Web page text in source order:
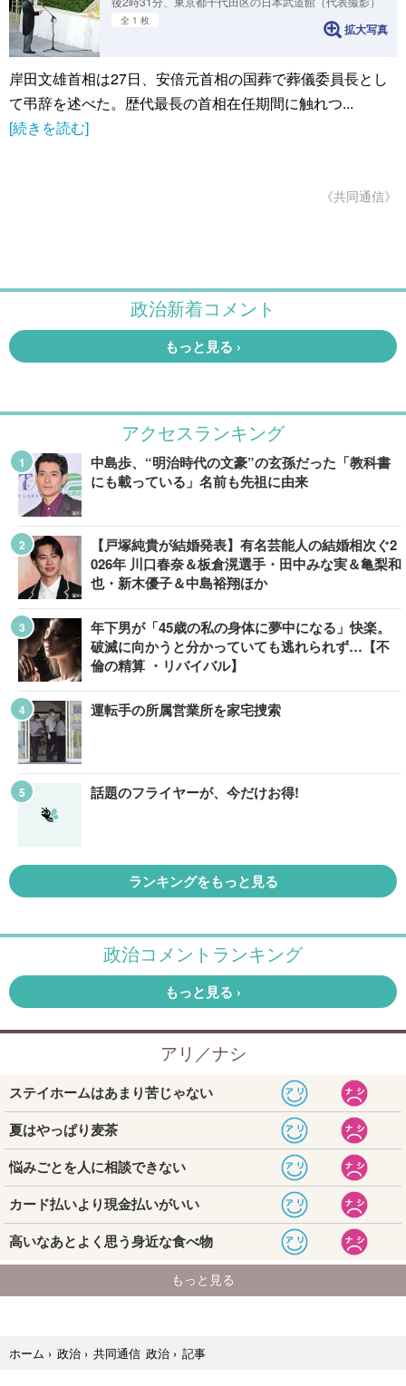
全 1 枚
拡大写真
岸田文雄首相は27日、安倍元首相の国葬で葬儀委員長とし
て弔辞を述べた。歴代最長の首相在任期間に触れつ...
[続きを読む]
《共同通信》
アクセスランキング
中島歩、“明治時代の文豪”の玄孫だった「教科書
にも載っている」名前も先祖に由来
【戸塚純貴が結婚発表】有名芸能人の結婚相次ぐ2
026年 川口春奈＆板倉滉選手・田中みな実＆亀梨和
也・新木優子＆中島裕翔ほか
年下男が「45歳の私の身体に夢中になる」快楽。
破滅に向かうと分かっていても逃れられず…【不
倫の精算 ・リバイバル】
運転手の所属営業所を家宅捜索
話題のフライヤーが、今だけお得!
ランキングをもっと見る
ホーム › 政治 › 共同通信 政治 › 記事